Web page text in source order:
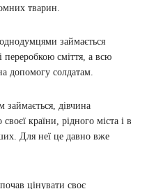
тварин.
займається
переробкою сміття, а всю
допомогу солдатам.
дівчина
країни, рідного міста і в
Для неї це давно вже
цінувати своє